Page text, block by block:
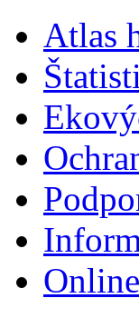
Atlas